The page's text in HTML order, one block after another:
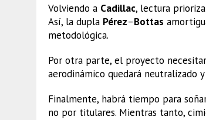
Volviendo a Cadillac, lectura
Así, la dupla Pérez–Bottas
metodológica.
Por otra parte, el proyecto
aerodinámico quedará neutralizado
Finalmente, habrá tiempo para
no por titulares. Mientras tanto,